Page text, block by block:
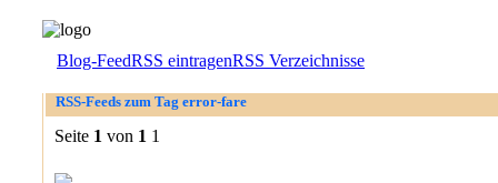
Blog-FeedRSS eintragenRSS Verzeichnisse
RSS-Feeds zum Tag error-fare
Seite 1 von 1 1